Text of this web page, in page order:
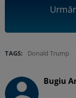
TAGS: Donald Trump
Bugiu